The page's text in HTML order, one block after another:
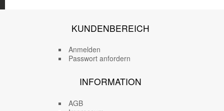
KUNDENBEREICH
Anmelden
Passwort anfordern
INFORMATION
AGB